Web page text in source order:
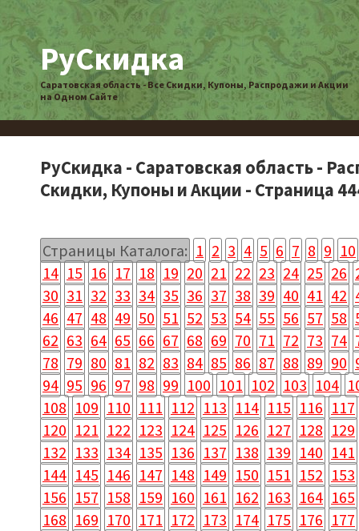
РуСкидка
Саратовская область - Все Скидки, Купоны, Распродажи и Акции
на Одном Сайте
РуСкидка - Саратовская область -
Скидки, Купоны и Акции - Страница
Страницы Каталога: 1 2 3 4 5 6 7 8 9 10
14 15 16 17 18 19 20 21 22 23 24 25 26
30 31 32 33 34 35 36 37 38 39 40 41 42
46 47 48 49 50 51 52 53 54 55 56 57 58
62 63 64 65 66 67 68 69 70 71 72 73 74
78 79 80 81 82 83 84 85 86 87 88 89 90
94 95 96 97 98 99 100 101 102 103 104
108 109 110 111 112 113 114 115 116 117
120 121 122 123 124 125 126 127 128 129
132 133 134 135 136 137 138 139 140 141
144 145 146 147 148 149 150 151 152 153
156 157 158 159 160 161 162 163 164 165
168 169 170 171 172 173 174 175 176 177